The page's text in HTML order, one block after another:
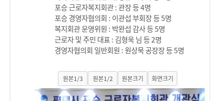
포승 근로자복지회관 : 관장 등 4명
포승 경영자협의회 : 이관섭 부회장 등 5명
복지회관 운영위원 : 박완섭 감사 등 5명
근로자 및 주민 대표 : 김형욱 님 등 2명
경영자협의회 일반회원 : 원상묵 공장장 등 5명
원본1/3 원본1/2 원본크기 화면크기